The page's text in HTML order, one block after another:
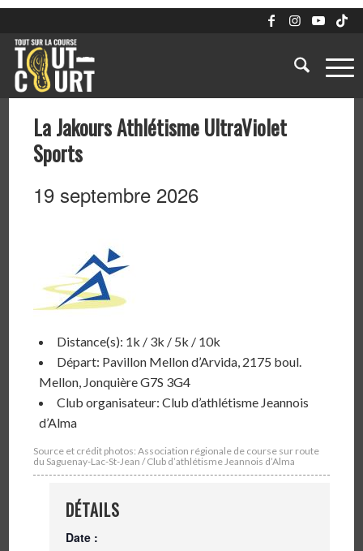
La Jakours Athlétisme UltraViolet
Sports
19 septembre 2026
Distance(s): 1k / 3k / 5k / 10k
Départ: Pavillon Mellon d’Arvida, 2175 boul.
Mellon, Jonquière G7S 3G4
Club organisateur: Club d’athlétisme Jeannois
d’Alma
Source et crédit photos: Association régionale de course sur route
du Saguenay-Lac-St-Jean / Club d’athlétisme Jeannois d’Alma
DÉTAILS
Date :